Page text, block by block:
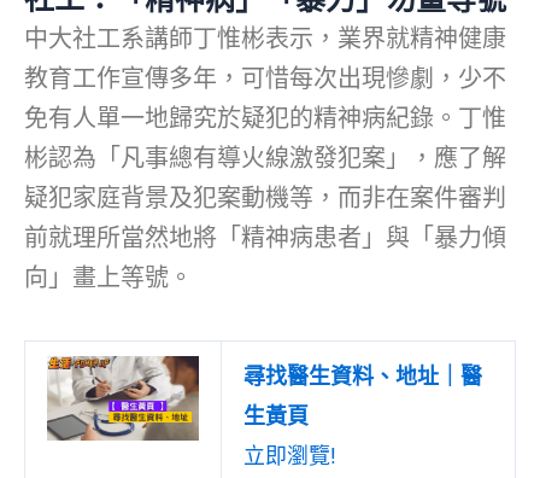
中大社工系講師丁惟彬表示，業界就精神健康
教育工作宣傳多年，可惜每次出現慘劇，少不
免有人單一地歸究於疑犯的精神病紀錄。丁惟
彬認為「凡事總有導火線激發犯案」，應了解
疑犯家庭背景及犯案動機等，而非在案件審判
前就理所當然地將「精神病患者」與「暴力傾
向」畫上等號。
尋找醫生資料、地址｜醫
生黃頁
立即瀏覽!